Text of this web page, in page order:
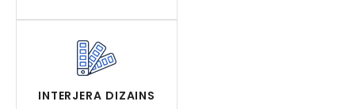
INTERJERA DIZAINS